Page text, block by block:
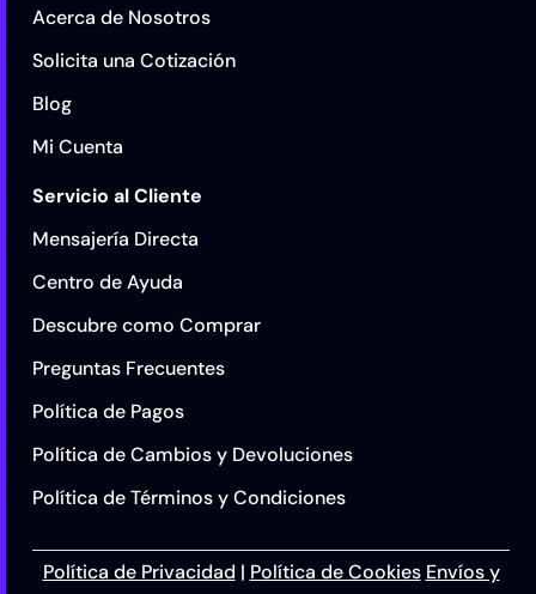
Acerca de Nosotros
Solicita una Cotización
Blog
Mi Cuenta
Servicio al Cliente
Mensajería Directa
Centro de Ayuda
Descubre como Comprar
Preguntas Frecuentes
Política de Pagos
Política de Cambios y Devoluciones
Política de Términos y Condiciones
Política de Privacidad | Política de Cookies Envíos y